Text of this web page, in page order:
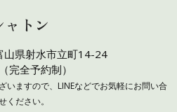
ャトン
県射水市立町14-24
完全予約制）
いますので、LINEなどでお気軽にお問い合
ください。